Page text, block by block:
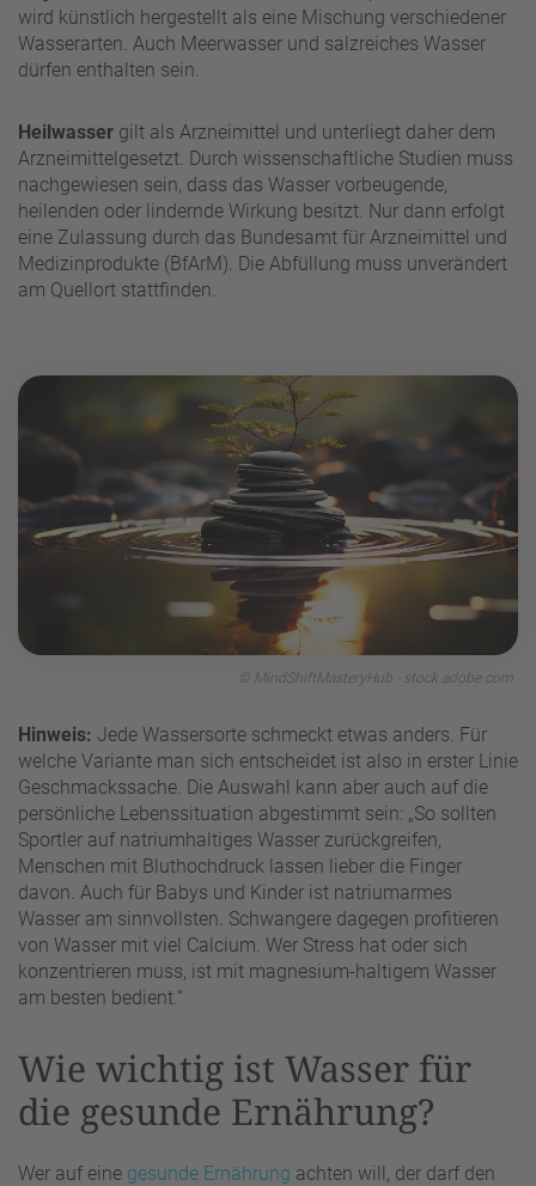
wird künstlich hergestellt als eine Mischung verschiedener
Wasserarten. Auch Meerwasser und salzreiches Wasser
dürfen enthalten sein.
Heilwasser gilt als Arzneimittel und unterliegt daher dem
Arzneimittelgesetzt. Durch wissenschaftliche Studien muss
nachgewiesen sein, dass das Wasser vorbeugende,
heilenden oder lindernde Wirkung besitzt. Nur dann erfolgt
eine Zulassung durch das Bundesamt für Arzneimittel und
Medizinprodukte (BfArM). Die Abfüllung muss unverändert
am Quellort stattfinden.
© MindShiftMasteryHub - stock.adobe.com
Hinweis: Jede Wassersorte schmeckt etwas anders. Für
welche Variante man sich entscheidet ist also in erster Linie
Geschmackssache. Die Auswahl kann aber auch auf die
persönliche Lebenssituation abgestimmt sein: „So sollten
Sportler auf natriumhaltiges Wasser zurückgreifen,
Menschen mit Bluthochdruck lassen lieber die Finger
davon. Auch für Babys und Kinder ist natriumarmes
Wasser am sinnvollsten. Schwangere dagegen profitieren
von Wasser mit viel Calcium. Wer Stress hat oder sich
konzentrieren muss, ist mit magnesium-haltigem Wasser
am besten bedient.“
Wie wichtig ist Wasser für
die gesunde Ernährung?
Wer auf eine gesunde Ernährung achten will, der darf den